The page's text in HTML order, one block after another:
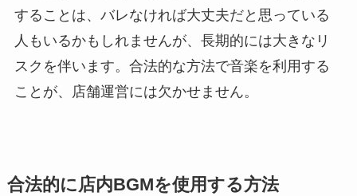
することは、バレなければ大丈夫だと思っている
人もいるかもしれませんが、長期的には大きなリ
スクを伴います。合法的な方法で音楽を利用する
ことが、店舗運営には欠かせません。
合法的に店内BGMを使用する方法